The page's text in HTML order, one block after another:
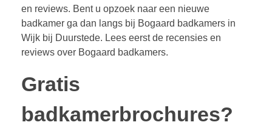
CONTACT
en reviews. Bent u opzoek naar een nieuwe
badkamer ga dan langs bij Bogaard badkamers in
Wijk bij Duurstede. Lees eerst de recensies en
reviews over Bogaard badkamers.
Gratis
badkamerbrochures?